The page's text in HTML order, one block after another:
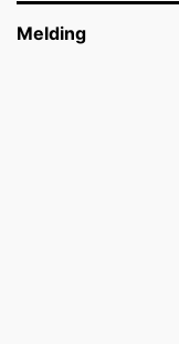
Melding